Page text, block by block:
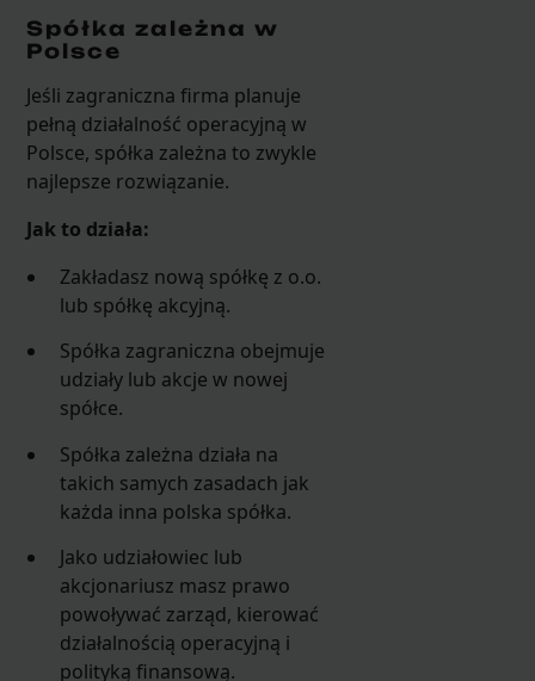
Spółka zależna w
Polsce
Jeśli zagraniczna firma planuje
pełną działalność operacyjną w
Polsce, spółka zależna to zwykle
najlepsze rozwiązanie.
Jak to działa:
Zakładasz nową spółkę z o.o.
lub spółkę akcyjną.
Spółka zagraniczna obejmuje
udziały lub akcje w nowej
spółce.
Spółka zależna działa na
takich samych zasadach jak
każda inna polska spółka.
Jako udziałowiec lub
akcjonariusz masz prawo
powoływać zarząd, kierować
działalnością operacyjną i
polityką finansową.